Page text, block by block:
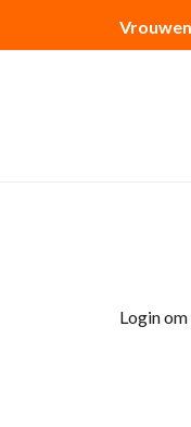
Login